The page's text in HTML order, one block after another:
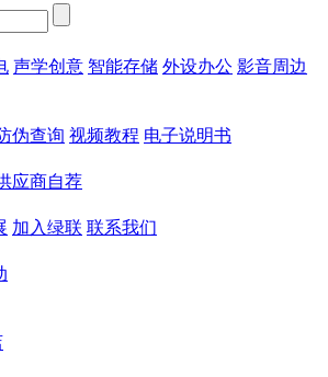
声学创意 智能存储 外设办公 影音周边
伪查询 视频教程 电子说明书
应商自荐
加入绿联 联系我们